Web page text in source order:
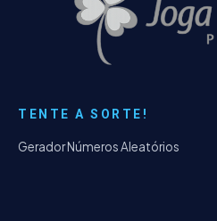
TENTE A SORTE!
Gerador Números Aleatórios